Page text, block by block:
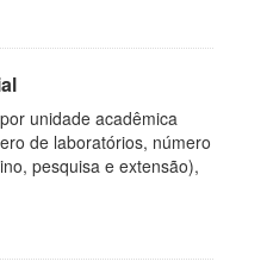
unidade acadêmica
de laboratórios, número
pesquisa e extensão),